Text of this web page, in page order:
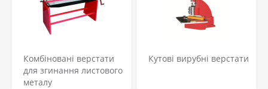
Комбіновані верстати
для згинання листового
металу
Кутові вирубні верстати